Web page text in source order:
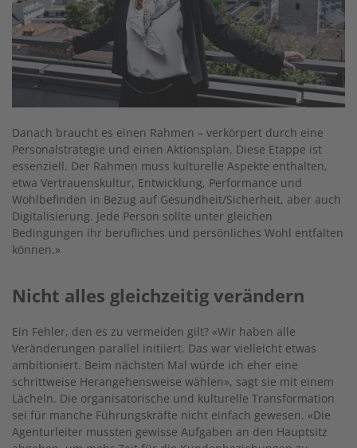
Danach braucht es einen Rahmen – verkörpert durch eine
Personalstrategie und einen Aktionsplan. Diese Etappe ist
essenziell. Der Rahmen muss kulturelle Aspekte enthalten,
etwa Vertrauenskultur, Entwicklung, Performance und
Wohlbefinden in Bezug auf Gesundheit/Sicherheit, aber auch
Digitalisierung. Jede Person sollte unter gleichen
Bedingungen ihr berufliches und persönliches Wohl entfalten
können.»
Nicht alles gleichzeitig verändern
Ein Fehler, den es zu vermeiden gilt? «Wir haben alle
Veränderungen parallel initiiert. Das war vielleicht etwas
ambitioniert. Beim nächsten Mal würde ich eher eine
schrittweise Herangehensweise wählen», sagt sie mit einem
Lächeln. Die organisatorische und kulturelle Transformation
sei für manche Führungskräfte nicht einfach gewesen. «Die
Agenturleiter mussten gewisse Aufgaben an den Hauptsitz